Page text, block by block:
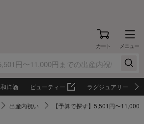
カート メニュー
和洋酒 ビューティー ラグジュアリー
出産内祝い 【予算で探す】5,501円〜11,000